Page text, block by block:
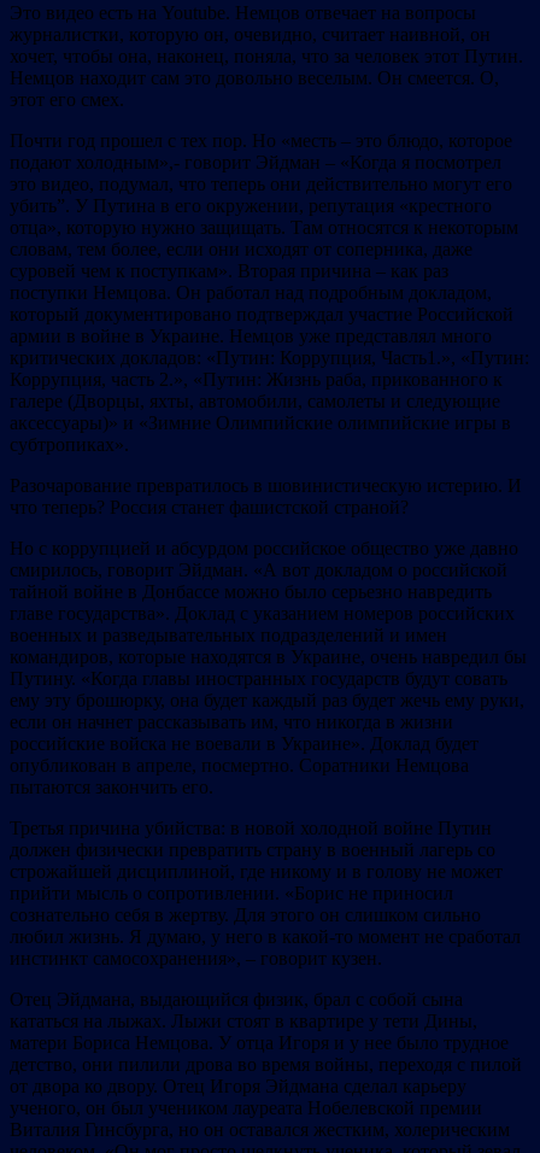
Это видео есть на Youtube. Немцов отвечает на вопросы
журналистки, которую он, очевидно, считает наивной, он
хочет, чтобы она, наконец, поняла, что за человек этот Путин.
Немцов находит сам это довольно веселым. Он смеется. О,
этот его смех.
Почти год прошел с тех пор. Но «месть – это блюдо, которое
подают холодным»,- говорит Эйдман – «Когда я посмотрел
это видео, подумал, что теперь они действительно могут его
убить”. У Путина в его окружении, репутация «крестного
отца», которую нужно защищать. Там относятся к некоторым
словам, тем более, если они исходят от соперника, даже
суровей чем к поступкам». Вторая причина – как раз
поступки Немцова. Он работал над подробным докладом,
который документировано подтверждал участие Российской
армии в войне в Украине. Немцов уже представлял много
критических докладов: «Путин: Коррупция, Часть1.», «Путин:
Коррупция, часть 2.», «Путин: Жизнь раба, прикованного к
галере (Дворцы, яхты, автомобили, самолеты и следующие
аксессуары)» и «Зимние Олимпийские олимпийские игры в
субтропиках».
Разочарование превратилось в шовинистическую истерию. И
что теперь? Россия станет фашистской страной?
Но с коррупцией и абсурдом российское общество уже давно
смирилось, говорит Эйдман. «А вот докладом о российской
тайной войне в Донбассе можно было серьезно навредить
главе государства». Доклад с указанием номеров российских
военных и разведывательных подразделений и имен
командиров, которые находятся в Украине, очень навредил бы
Путину. «Когда главы иностранных государств будут совать
ему эту брошюрку, она будет каждый раз будет жечь ему руки,
если он начнет рассказывать им, что никогда в жизни
российские войска не воевали в Украине». Доклад будет
опубликован в апреле, посмертно. Соратники Немцова
пытаются закончить его.
Третья причина убийства: в новой холодной войне Путин
должен физически превратить страну в военный лагерь со
строжайшей дисциплиной, где никому и в голову не может
прийти мысль о сопротивлении. «Борис не приносил
сознательно себя в жертву. Для этого он слишком сильно
любил жизнь. Я думаю, у него в какой-то момент не сработал
инстинкт самосохранения», – говорит кузен.
Отец Эйдмана, выдающийся физик, брал с собой сына
кататься на лыжах. Лыжи стоят в квартире у тети Дины,
матери Бориса Немцова. У отца Игоря и у нее было трудное
детство, они пилили дрова во время войны, переходя с пилой
от двора ко двору. Отец Игоря Эйдмана сделал карьеру
ученого, он был учеником лауреата Нобелевской премии
Виталия Гинсбурга, но он оставался жестким, холерическим